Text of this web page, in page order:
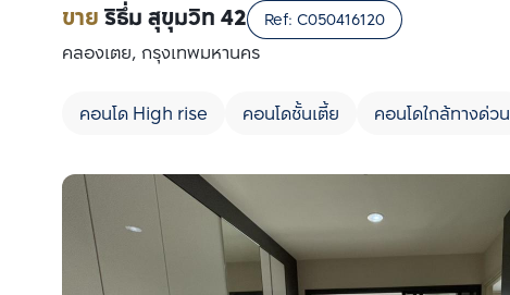
ขายริธึ่ม สุขุมวิท 42 Ref: C050416120
คลองเตย, กรุงเทพมหานคร
คอนโด High rise คอนโดชั้นเตี้ย คอนโดใกล้ทางด่วน
เพิ่มยูนิตเปรียบเทียบ
รายการที่ 1